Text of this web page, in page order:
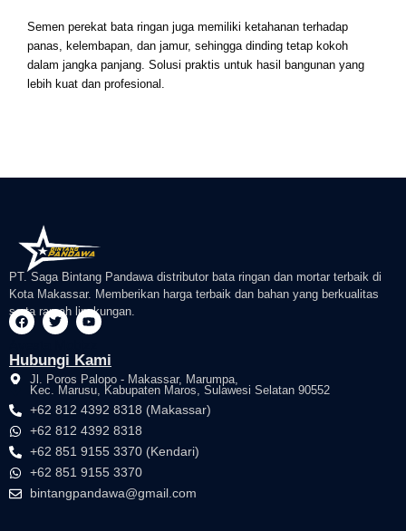
Semen perekat bata ringan juga memiliki ketahanan terhadap
panas, kelembapan, dan jamur, sehingga dinding tetap kokoh
dalam jangka panjang. Solusi praktis untuk hasil bangunan yang
lebih kuat dan profesional.
PT. Saga Bintang Pandawa distributor bata ringan dan mortar terbaik di
Kota Makassar. Memberikan harga terbaik dan bahan yang berkualitas
serta ramah lingkungan.
F
e
b
k
T
t
t
e
r
Y
t
u
b
e
Hubungi Kami
Jl. Poros Palopo - Makassar, Marumpa,
Kec. Marusu, Kabupaten Maros, Sulawesi Selatan 90552
+62 812 4392 8318 (Makassar)
+62 812 4392 8318
+62 851 9155 3370 (Kendari)
+62 851 9155 3370
bintangpandawa@gmail.com